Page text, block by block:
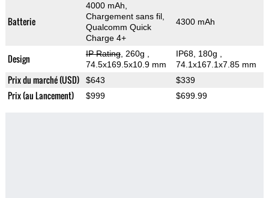
Batterie
4000 mAh,
Chargement sans fil,
Qualcomm Quick
Charge 4+
4300 mAh
Design IP Rating, 260g
74.5x169.5x10.9 mm
IP68, 180g
74.1x167.1x7.85 mm
Prix du marché (USD) $643 $339
Prix (au Lancement) $999 $699.99